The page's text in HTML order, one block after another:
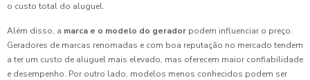
o custo total do aluguel.
Além disso, a marca e o modelo do gerador podem influenciar o preço.
Geradores de marcas renomadas e com boa reputação no mercado tendem
a ter um custo de aluguel mais elevado, mas oferecem maior confiabilidade
e desempenho. Por outro lado, modelos menos conhecidos podem ser